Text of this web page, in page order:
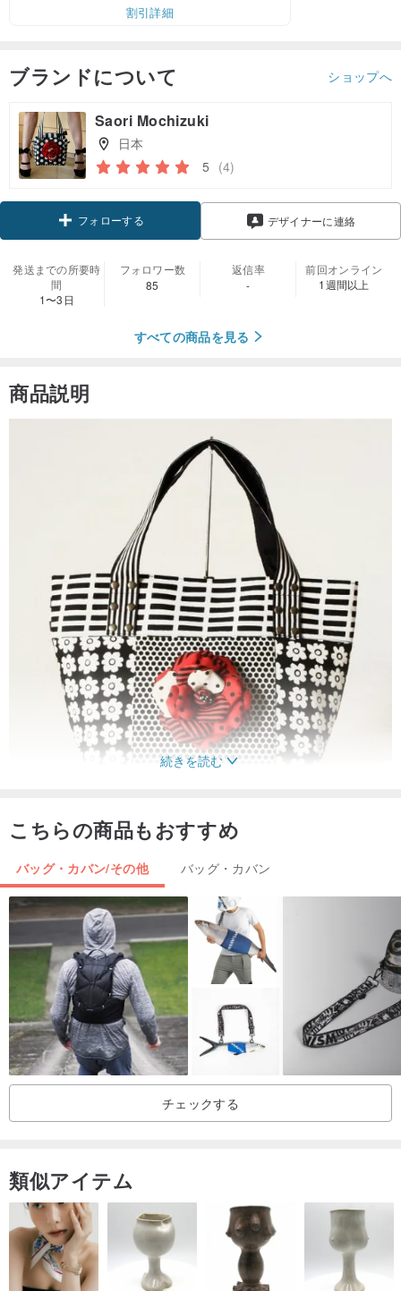
割引詳細
ブランドについて ショップへ
Saori Mochizuki
日本
5 (4)
フォローする デザイナーに連絡
発送までの所要時
間
1〜3日
フォロワー数
85
返信率
-
前回オンライン
1週間以上
すべての商品を見る
商品説明
「Saori Mochizuki」のバッグを持ってみた方みなさんがまずびっく
続きを読む
こちらの商品もおすすめ
バッグ・カバン/その他 バッグ・カバン
チェックする
類似アイテム